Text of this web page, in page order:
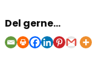
Del gerne...